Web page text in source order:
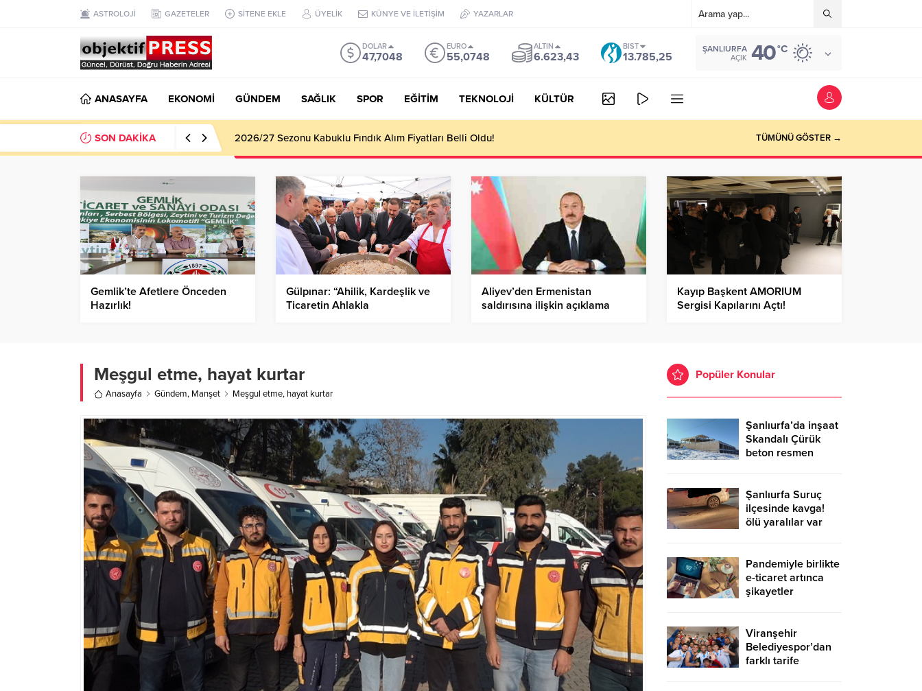
ASTROLOJİ GAZETELER SİTENE EKLE ÜYELİK KÜNYE VE İLETİŞİM YAZARLAR
DOLAR
47,7048
EURO
55,0748
ALTIN
6.623,43
BIST
13.785,25
ŞANLIURFA
AÇIK 40°C
ANASAYFA EKONOMİ GÜNDEM SAĞLIK SPOR EĞİTİM TEKNOLOJİ KÜLTÜR
SON DAKİKA Haliliye Belediyesi Her Gün 4 Bin 898 Kişiye Sıcak Yemek Ulaştırıyor! TÜMÜNÜ GÖSTER →
Gemlik’te Afetlere Önceden
Hazırlık!
Gülpınar: “Ahilik, Kardeşlik ve
Ticaretin Ahlakla
Aliyev’den Ermenistan
saldırısına ilişkin açıklama
Kayıp Başkent AMORIUM
Sergisi Kapılarını Açtı!
Meşgul etme, hayat kurtar
Anasayfa Gündem, Manşet Meşgul etme, hayat kurtar
Popüler Konular
Şanlıurfa’da inşaat
Skandalı Çürük
beton resmen
Şanlıurfa Suruç
ilçesinde kavga!
ölü yaralılar var
Pandemiyle birlikte
e-ticaret artınca
şikayetler
Viranşehir
Belediyespor’dan
farklı tarife